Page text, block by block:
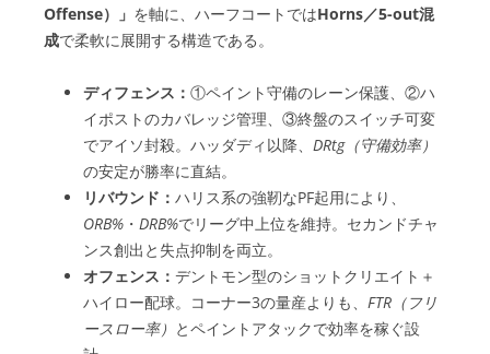
Offense）」 を軸に、ハーフコートではHorns／5-out混
成で柔軟に展開する構造である。
ディフェンス： ①ペイント守備のレーン保護、②ハ
イポストのカバレッジ管理、③終盤のスイッチ可変
でアイソ封殺。ハッダディ以降、 DRtg（守備効率）
の安定が勝率に直結。
リバウンド： ハリス系の強靭なPF起用により、
ORB% ・ DRB%でリーグ中上位を維持。セカンドチャ
ンス創出と失点抑制を両立。
オフェンス： デントモン型のショットクリエイト＋
ハイロー配球。コーナー3の量産よりも、 FTR（フリ
ースロー率） とペイントアタックで効率を稼ぐ設